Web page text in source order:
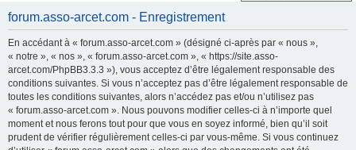
forum.asso-arcet.com - Enregistrement
En accédant à « forum.asso-arcet.com » (désigné ci-après par « nous »,
« notre », « nos », « forum.asso-arcet.com », « https://site.asso-
arcet.com/PhpBB3.3.3 »), vous acceptez d’être légalement responsable des
conditions suivantes. Si vous n’acceptez pas d’être légalement responsable de
toutes les conditions suivantes, alors n’accédez pas et/ou n’utilisez pas
« forum.asso-arcet.com ». Nous pouvons modifier celles-ci à n’importe quel
moment et nous ferons tout pour que vous en soyez informé, bien qu’il soit
prudent de vérifier régulièrement celles-ci par vous-même. Si vous continuez